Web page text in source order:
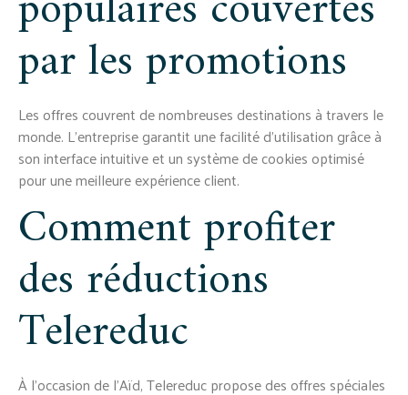
par les promotions
Les offres couvrent de nombreuses destinations à travers le
monde. L'entreprise garantit une facilité d'utilisation grâce à
son interface intuitive et un système de cookies optimisé
pour une meilleure expérience client.
Comment profiter
des réductions
Telereduc
À l'occasion de l'Aïd, Telereduc propose des offres spéciales